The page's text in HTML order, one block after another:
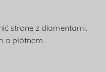
stronę z diamentami.
a płótnem.